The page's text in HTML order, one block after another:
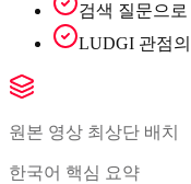
검색 질문으
LUDGI 관점
원본 영상 최상단 배치
한국어 핵심 요약